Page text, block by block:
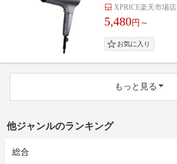
XPRICE楽天市場店
5,480円～
もっと見る
他ジャンルのランキング
総合